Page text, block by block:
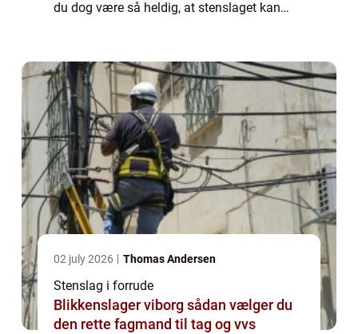
du dog være så heldig, at stenslaget kan
02 july 2026 Thomas Andersen
Stenslag i forrude
Blikkenslager viborg sådan vælger du
den rette fagmand til tag og vvs